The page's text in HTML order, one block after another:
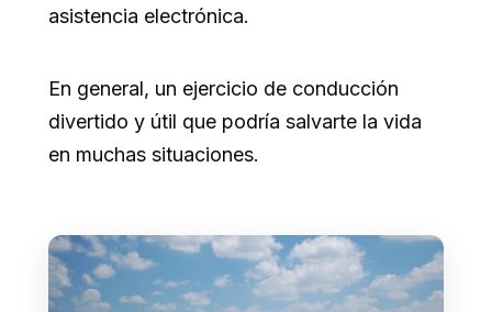
asistencia electrónica.
En general, un ejercicio de conducción
divertido y útil que podría salvarte la vida
en muchas situaciones.